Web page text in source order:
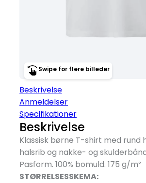
Swipe for flere billeder
Beskrivelse
Anmeldelser
Specifikationer
Beskrivelse
Klassisk børne T-shirt med rund
halsrib og nakke- og
Pasform. 100% bomuld. 175 g/m²
STØRRELSESSKEMA: